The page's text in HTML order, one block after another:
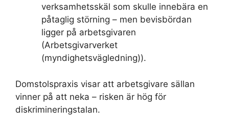
verksamhetsskäl som skulle innebära en
påtaglig störning – men bevisbördan
ligger på arbetsgivaren
(Arbetsgivarverket
(myndighetsvägledning)).
Domstolspraxis visar att arbetsgivare sällan
vinner på att neka – risken är hög för
diskrimineringstalan.